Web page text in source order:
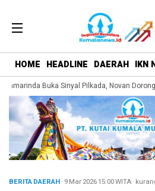
HOME HEADLINE DAERAH IKN
Buka Sinyal Pilkada, Novan Dorong
BERITA DAERAH· 9 Mar 202615:00WITA·